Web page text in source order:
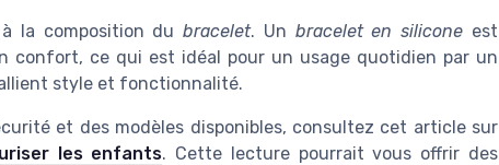
la composition dubracelet. Un bracelet en silicone est
confort, ce qui est idéal pour un usage quotidien par un
style et fonctionnalité.
et des modèles disponibles, consultez cet article sur
les enfants. Cette lecture pourrait vous offrir des